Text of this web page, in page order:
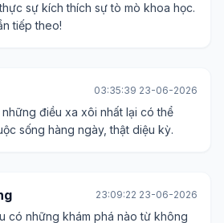
sự kích thích sự tò mò khoa học.
tiếp theo!
03:35:39 23-06-2026
điều xa xôi nhất lại có thể
sống hàng ngày, thật diệu kỳ.
23:09:22 23-06-2026
có những khám phá nào từ không